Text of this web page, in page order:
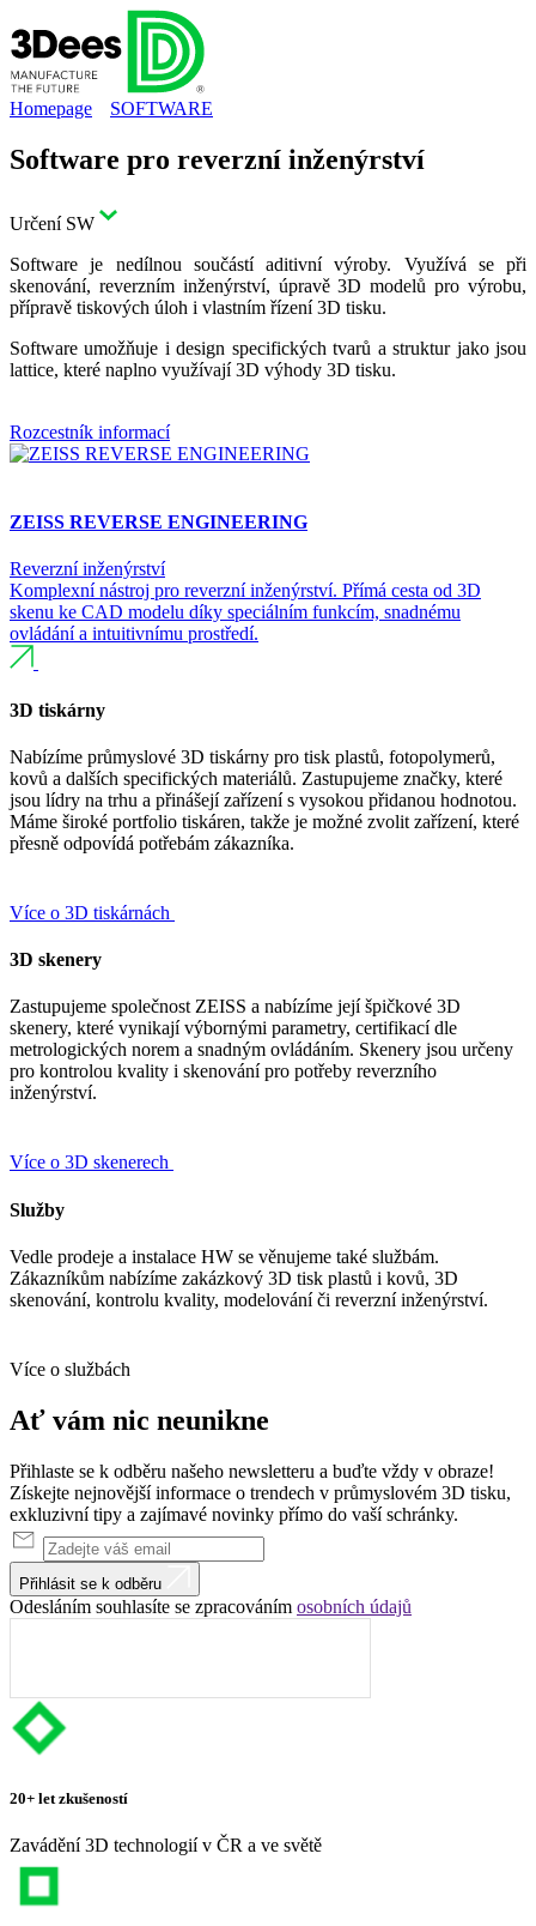
Homepage SOFTWARE
Software pro reverzní inženýrství
Určení SW
Software je nedílnou součástí aditivní výroby. Využívá se při
skenování, reverzním inženýrství, úpravě 3D modelů pro výrobu,
přípravě tiskových úloh i vlastním řízení 3D tisku.
Software umožňuje i design specifických tvarů a struktur jako jsou
lattice, které naplno využívají 3D výhody 3D tisku.
Rozcestník informací
ZEISS REVERSE ENGINEERING
Reverzní inženýrství
Komplexní nástroj pro reverzní inženýrství. Přímá cesta od 3D
skenu ke CAD modelu díky speciálním funkcím, snadnému
ovládání a intuitivnímu prostředí.
3D tiskárny
Nabízíme průmyslové 3D tiskárny pro tisk plastů, fotopolymerů,
kovů a dalších specifických materiálů. Zastupujeme značky, které
jsou lídry na trhu a přinášejí zařízení s vysokou přidanou hodnotou.
Máme široké portfolio tiskáren, takže je možné zvolit zařízení, které
přesně odpovídá potřebám zákazníka.
Více o 3D tiskárnách
3D skenery
Zastupujeme společnost ZEISS a nabízíme její špičkové 3D
skenery, které vynikají výbornými parametry, certifikací dle
metrologických norem a snadným ovládáním. Skenery jsou určeny
pro kontrolou kvality i skenování pro potřeby reverzního
inženýrství.
Více o 3D skenerech
Služby
Vedle prodeje a instalace HW se věnujeme také službám.
Zákazníkům nabízíme zakázkový 3D tisk plastů i kovů, 3D
skenování, kontrolu kvality, modelování či reverzní inženýrství.
Více o službách
Ať vám nic neunikne
Přihlaste se k odběru našeho newsletteru a buďte vždy v obraze!
Získejte nejnovější informace o trendech v průmyslovém 3D tisku,
exkluzivní tipy a zajímavé novinky přímo do vaší schránky.
Přihlásit se k odběru
Odesláním souhlasíte se zpracováním osobních údajů
20+ let zkušeností
Zavádění 3D technologií v ČR a ve světě